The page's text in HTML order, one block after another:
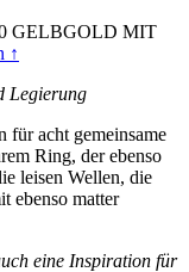
GELBGOLD MIT
↑
Legierung
für acht gemeinsame
Ring, der ebenso
leisen Wellen, die
ebenso matter
eine Inspiration für